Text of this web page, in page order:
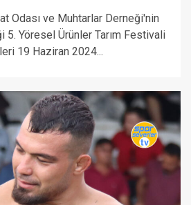
Odası ve Muhtarlar Derneği'nin
Yöresel Ürünler Tarım Festivali
19 Haziran 2024...